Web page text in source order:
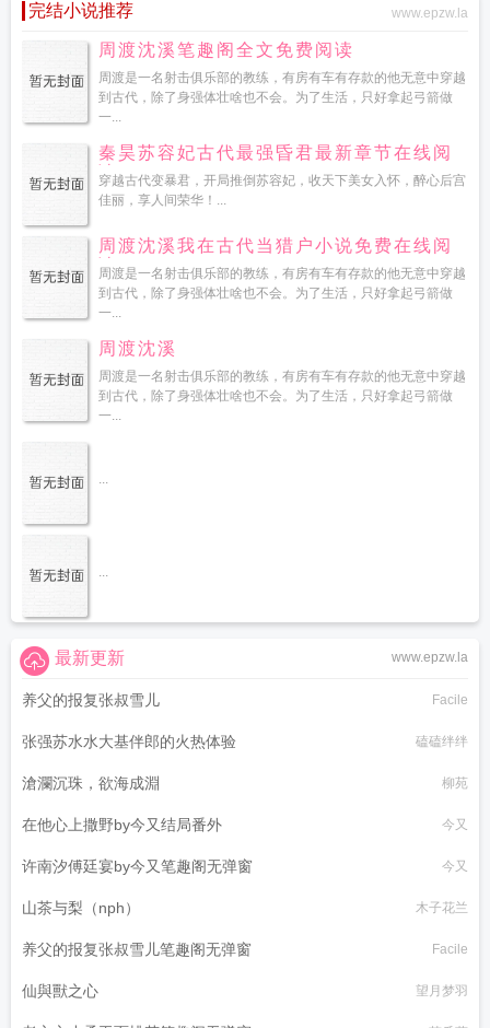
完结小说推荐 www.epzw.la
周渡沈溪笔趣阁全文免费阅读
周渡是一名射击俱乐部的教练，有房有车有存款的他无意中穿越
到古代，除了身强体壮啥也不会。为了生活，只好拿起弓箭做
一...
秦昊苏容妃古代最强昏君最新章节在线阅
读
穿越古代变暴君，开局推倒苏容妃，收天下美女入怀，醉心后宫
佳丽，享人间荣华！...
周渡沈溪我在古代当猎户小说免费在线阅
读
周渡是一名射击俱乐部的教练，有房有车有存款的他无意中穿越
到古代，除了身强体壮啥也不会。为了生活，只好拿起弓箭做
一...
周渡沈溪
周渡是一名射击俱乐部的教练，有房有车有存款的他无意中穿越
到古代，除了身强体壮啥也不会。为了生活，只好拿起弓箭做
一...
...
...
www.epzw.la
最新更新
养父的报复张叔雪儿 Facile
张强苏水水大基伴郎的火热体验 磕磕绊绊
滄瀾沉珠，欲海成淵 柳苑
在他心上撒野by今又结局番外 今又
许南汐傅廷宴by今又笔趣阁无弹窗 今又
山茶与梨（nph） 木子花兰
养父的报复张叔雪儿笔趣阁无弹窗 Facile
仙與獸之心 望月梦羽